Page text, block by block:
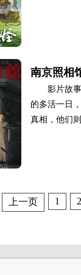
南京照相
影片故
的多活一日
真相，他们
上一页 1 2